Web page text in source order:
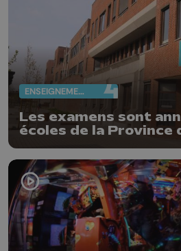
ENSEIGNEMENT
Les examens sont
écoles de la Province